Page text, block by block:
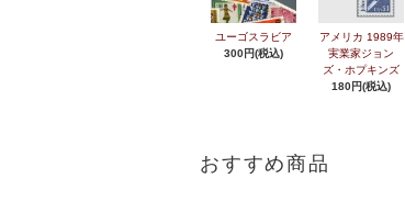
ユーゴスラビア
300円(税込)
アメリカ 1989年
実業家ジョン
ズ・ホプキンズ
180円(税込)
おすすめ商品